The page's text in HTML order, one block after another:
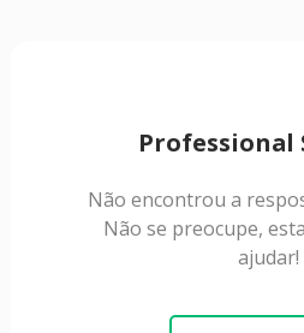
Professional
Não encontrou a
Não se preocupe,
ajudar!